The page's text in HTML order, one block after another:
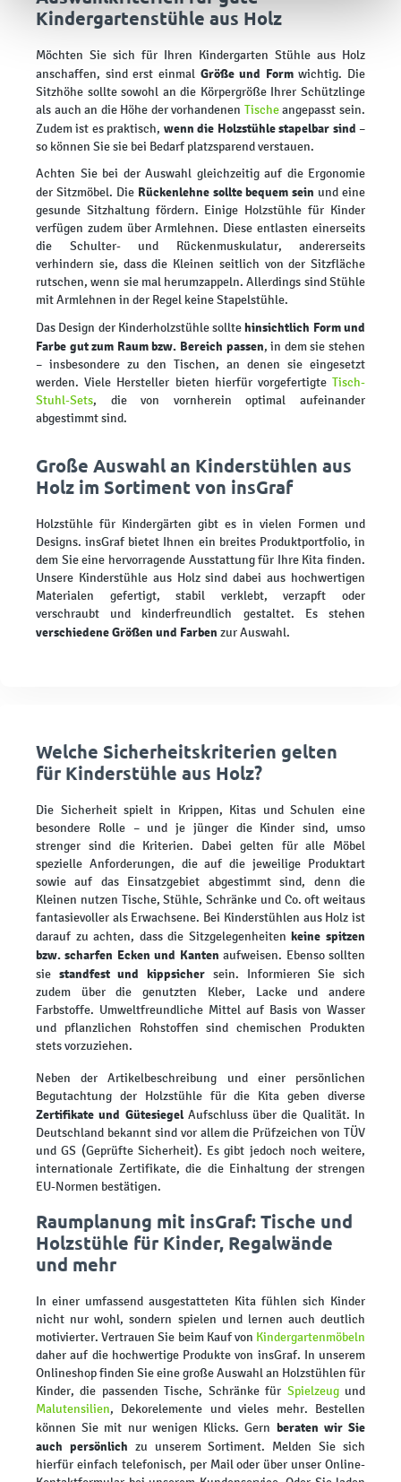
Kindergartenstühle aus Holz
Möchten Sie sich für Ihren Kindergarten Stühle aus Holz
anschaffen, sind erst einmal Größe und Formwichtig. Die
Sitzhöhe sollte sowohl an die Körpergröße Ihrer Schützlinge
als auch an die Höhe der vorhandenen Tischeangepasst sein.
Zudem ist es praktisch, wenn die Holzstühle stapelbar sind –
so können Sie sie bei Bedarf platzsparend verstauen.
Achten Sie bei der Auswahl gleichzeitig auf die Ergonomie
der Sitzmöbel. Die Rückenlehne sollte bequem sein und eine
gesunde Sitzhaltung fördern. Einige Holzstühle für Kinder
verfügen zudem über Armlehnen. Diese entlasten einerseits
die Schulter- und Rückenmuskulatur, andererseits
verhindern sie, dass die Kleinen seitlich von der Sitzfläche
rutschen, wenn sie mal herumzappeln. Allerdings sind Stühle
mit Armlehnen in der Regel keine Stapelstühle.
Das Design der Kinderholzstühle solltehinsichtlich Form und
Farbe gut zum Raum bzw. Bereich passen, in dem sie stehen
– insbesondere zu den Tischen, an denen sie eingesetzt
werden. Viele Hersteller bieten hierfür vorgefertigte Tisch-
Stuhl-Sets, die von vornherein optimal aufeinander
abgestimmt sind.
Große Auswahl an Kinderstühlen aus
Holz im Sortiment von insGraf
Holzstühle für Kindergärten gibt es in vielen Formen und
Designs. insGraf bietet Ihnen ein breites Produktportfolio, in
dem Sie eine hervorragende Ausstattung für Ihre Kita finden.
Unsere Kinderstühle aus Holz sind dabei aus hochwertigen
Materialen gefertigt, stabil verklebt, verzapft oder
verschraubt und kinderfreundlich gestaltet. Es stehen
verschiedene Größen und Farben zur Auswahl.
Welche Sicherheitskriterien gelten
für Kinderstühle aus Holz?
Die Sicherheit spielt in Krippen, Kitas und Schulen eine
besondere Rolle – und je jünger die Kinder sind, umso
strenger sind die Kriterien. Dabei gelten für alle Möbel
spezielle Anforderungen, die auf die jeweilige Produktart
sowie auf das Einsatzgebiet abgestimmt sind, denn die
Kleinen nutzen Tische, Stühle, Schränke und Co. oft weitaus
fantasievoller als Erwachsene. Bei Kinderstühlen aus Holz ist
darauf zu achten, dass die Sitzgelegenheitenkeine spitzen
bzw. scharfen Ecken und Kanten aufweisen. Ebenso sollten
sie standfest und kippsicher sein. Informieren Sie sich
zudem über die genutzten Kleber, Lacke und andere
Farbstoffe. Umweltfreundliche Mittel auf Basis von Wasser
und pflanzlichen Rohstoffen sind chemischen Produkten
stets vorzuziehen.
Neben der Artikelbeschreibung und einer persönlichen
Begutachtung der Holzstühle für die Kita geben diverse
Zertifikate und GütesiegelAufschluss über die Qualität. In
Deutschland bekannt sind vor allem die Prüfzeichen von TÜV
und GS (Geprüfte Sicherheit). Es gibt jedoch noch weitere,
internationale Zertifikate, die die Einhaltung der strengen
EU-Normen bestätigen.
Raumplanung mit insGraf: Tische und
Holzstühle für Kinder, Regalwände
und mehr
In einer umfassend ausgestatteten Kita fühlen sich Kinder
nicht nur wohl, sondern spielen und lernen auch deutlich
motivierter. Vertrauen Sie beim Kauf von Kindergartenmöbeln
daher auf die hochwertige Produkte von insGraf. In unserem
Onlineshop finden Sie eine große Auswahl an Holzstühlen für
Kinder, die passenden Tische, Schränke für Spielzeugund
Malutensilien, Dekorelemente und vieles mehr. Bestellen
können Sie mit nur wenigen Klicks. Gern beraten wir Sie
auch persönlich zu unserem Sortiment. Melden Sie sich
hierfür einfach telefonisch, per Mail oder über unser Online-